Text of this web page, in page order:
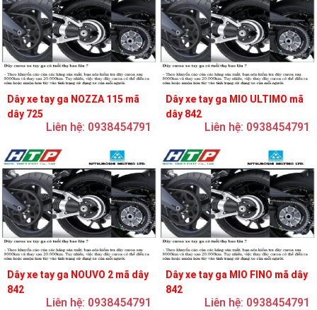
Dây xe tay ga NOZZA 115 mã
dây 725
Liên hệ: 0938454791
Dây xe tay ga MIO ULTIMO mã
dây 842
Liên hệ: 0938454791
Dây xe tay ga NOUVO 2 mã dây
842
Liên hệ: 0938454791
Dây xe tay ga MIO FINO mã dây
842
Liên hệ: 0938454791